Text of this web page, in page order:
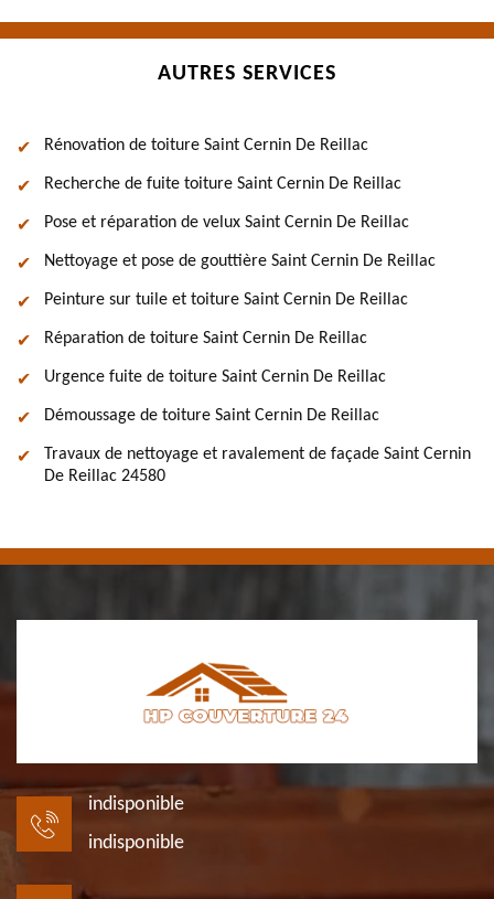
AUTRES SERVICES
Rénovation de toiture Saint Cernin De Reillac
Recherche de fuite toiture Saint Cernin De Reillac
Pose et réparation de velux Saint Cernin De Reillac
Nettoyage et pose de gouttière Saint Cernin De Reillac
Peinture sur tuile et toiture Saint Cernin De Reillac
Réparation de toiture Saint Cernin De Reillac
Urgence fuite de toiture Saint Cernin De Reillac
Démoussage de toiture Saint Cernin De Reillac
Travaux de nettoyage et ravalement de façade Saint Cernin
De Reillac 24580
indisponible
indisponible